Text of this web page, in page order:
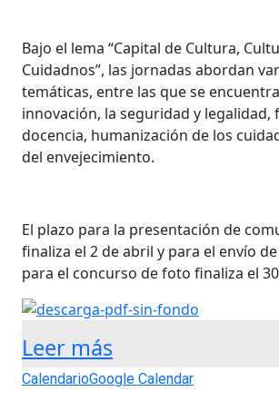
Bajo el lema “Capital de Cultura,
Cuidadnos”, las jornadas abordan
temáticas, entre las que se
innovación, la seguridad y legalidad,
docencia, humanización de los
del envejecimiento.
El plazo para la presentación de
finaliza el 2 de abril y para el envío
para el concurso de foto finaliza el
Leer más
CalendarioGoogle Calendar